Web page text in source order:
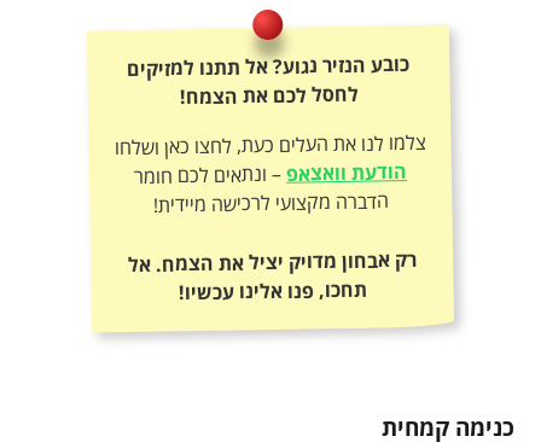
כובע הנזיר נגוע? אל תתנו למזיקים
לחסל לכם את הצמח!
צלמו לנו את העלים כעת, לחצו כאן ושלחו
הודעת וואצאפ– ונתאים לכם חומר
הדברה מקצועי לרכישה מיידית!
רק אבחון מדויק יציל את הצמח. אל
תחכו, פנו אלינו עכשיו!
כנימה קמחית